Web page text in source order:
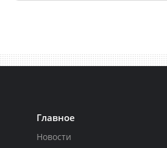
Главное
Новости